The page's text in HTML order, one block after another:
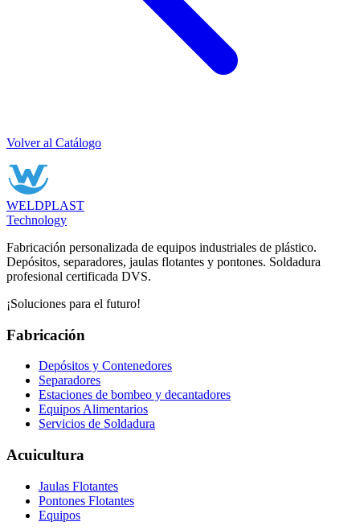
Volver al Catálogo
WELDPLAST
Technology
Fabricación personalizada de equipos industriales de plástico.
Depósitos, separadores, jaulas flotantes y pontones. Soldadura
profesional certificada DVS.
¡Soluciones para el futuro!
Fabricación
Depósitos y Contenedores
Separadores
Estaciones de bombeo y decantadores
Equipos Alimentarios
Servicios de Soldadura
Acuicultura
Jaulas Flotantes
Pontones Flotantes
Equipos